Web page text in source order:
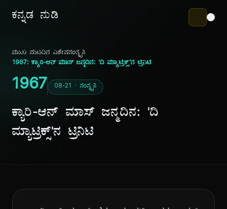
ಕನ್ನಡ ನುಡಿ
ಮುಖ ಪುಟದಿನ ವಿಶೇಷಸಂಸ್ಕೃತಿ
1967: ಕ್ಯಾರಿ-ಆನ್ ಮಾಸ್ ಜನ್ಮದಿನ: 'ದಿ ಮ್ಯಾಟ್ರಿಕ್ಸ್'ನ ಟ್ರಿನಿಟಿ
1967 08-21 · ಸಂಸ್ಕೃತಿ
ಕ್ಯಾರಿ-ಆನ್ ಮಾಸ್ ಜನ್ಮದಿನ: 'ದಿ
ಮ್ಯಾಟ್ರಿಕ್ಸ್'ನ ಟ್ರಿನಿಟಿ